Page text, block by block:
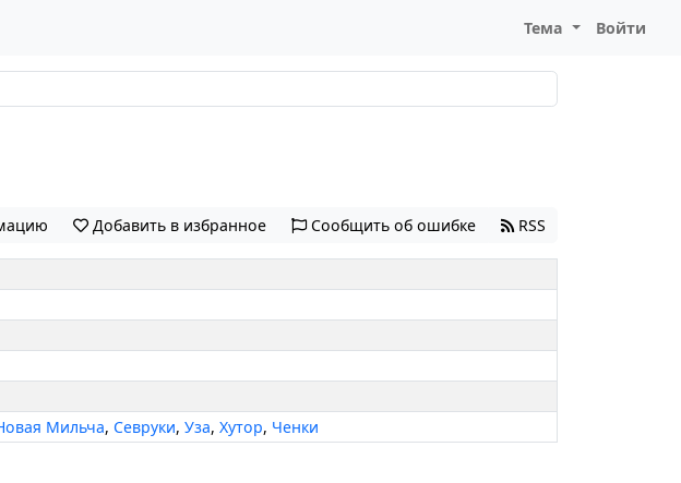
Тема Войти
Добавить в избранное Сообщить об ошибке RSS
Мильча, Севруки,Уза,Хутор, Ченки